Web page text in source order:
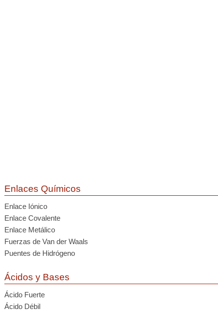
Enlaces Químicos
Enlace Iónico
Enlace Covalente
Enlace Metálico
Fuerzas de Van der Waals
Puentes de Hidrógeno
Ácidos y Bases
Ácido Fuerte
Ácido Débil